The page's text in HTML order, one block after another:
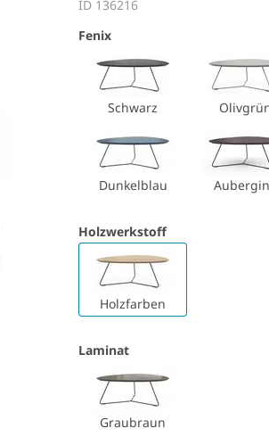
ID 136216
Fenix
Schwarz
Dunkelblau
Holzwerkstoff
Holzfarben
Laminat
Graubraun